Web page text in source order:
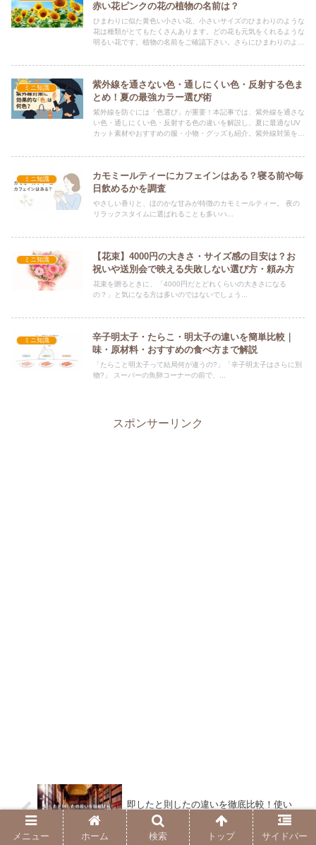
赤い花ピンクの花の植物の名前は？
ひまわりに似た黄色い小さい花、小さいサイズのひまわりのような
花は種類がとてもたくさんあります。どの花も元気をくれるような
明るい花です。植物の名前をご確認下さい。さらにひまわりのよう
ミニ知識
紫外線を通さない色・通しにくい色・反射する色ま
とめ！夏の最強カラー選び術
紫外線を防ぐには「色選び」が重要！本記事では、紫外線を通さな
い色・通しにくい色・反射する色の違いを解説し、夏に最適なUV
カット素材やおすすめの服・小物・グッズも紹介。紫外線対策をし
ミニ知識
カモミールティーにカフェインはある？寝る前や毎
日飲めるかを調査
やさしい香りと、ほのかな甘みが特徴のカモミールティー。 夜の
リラックスタイムに選ばれることも多いハ...
ミニ知識
【花束】4000円の大きさ・サイズ感の目安は？お
祝いや送別会で映える失敗しない選び方・頼み方
花束を贈るときに、「4000円だとどれくらいの大きさになる
の？」と気になる方は多いのではないでしょう...
ミニ知識
辛子明太子・たらこ・明太子の違いを簡単比較｜
味・原材料・おすすめの食べ方まで解説
「たらこと明太子って結局何が違うの?」「辛子明太子はさらに別
物?」 スーパーの魚卵コーナーの前で、...
スポンサーリンク
即したと則したの違いを徹底比較！使い
方例文も！
メニュー ホーム 検索 トップ サイドバー